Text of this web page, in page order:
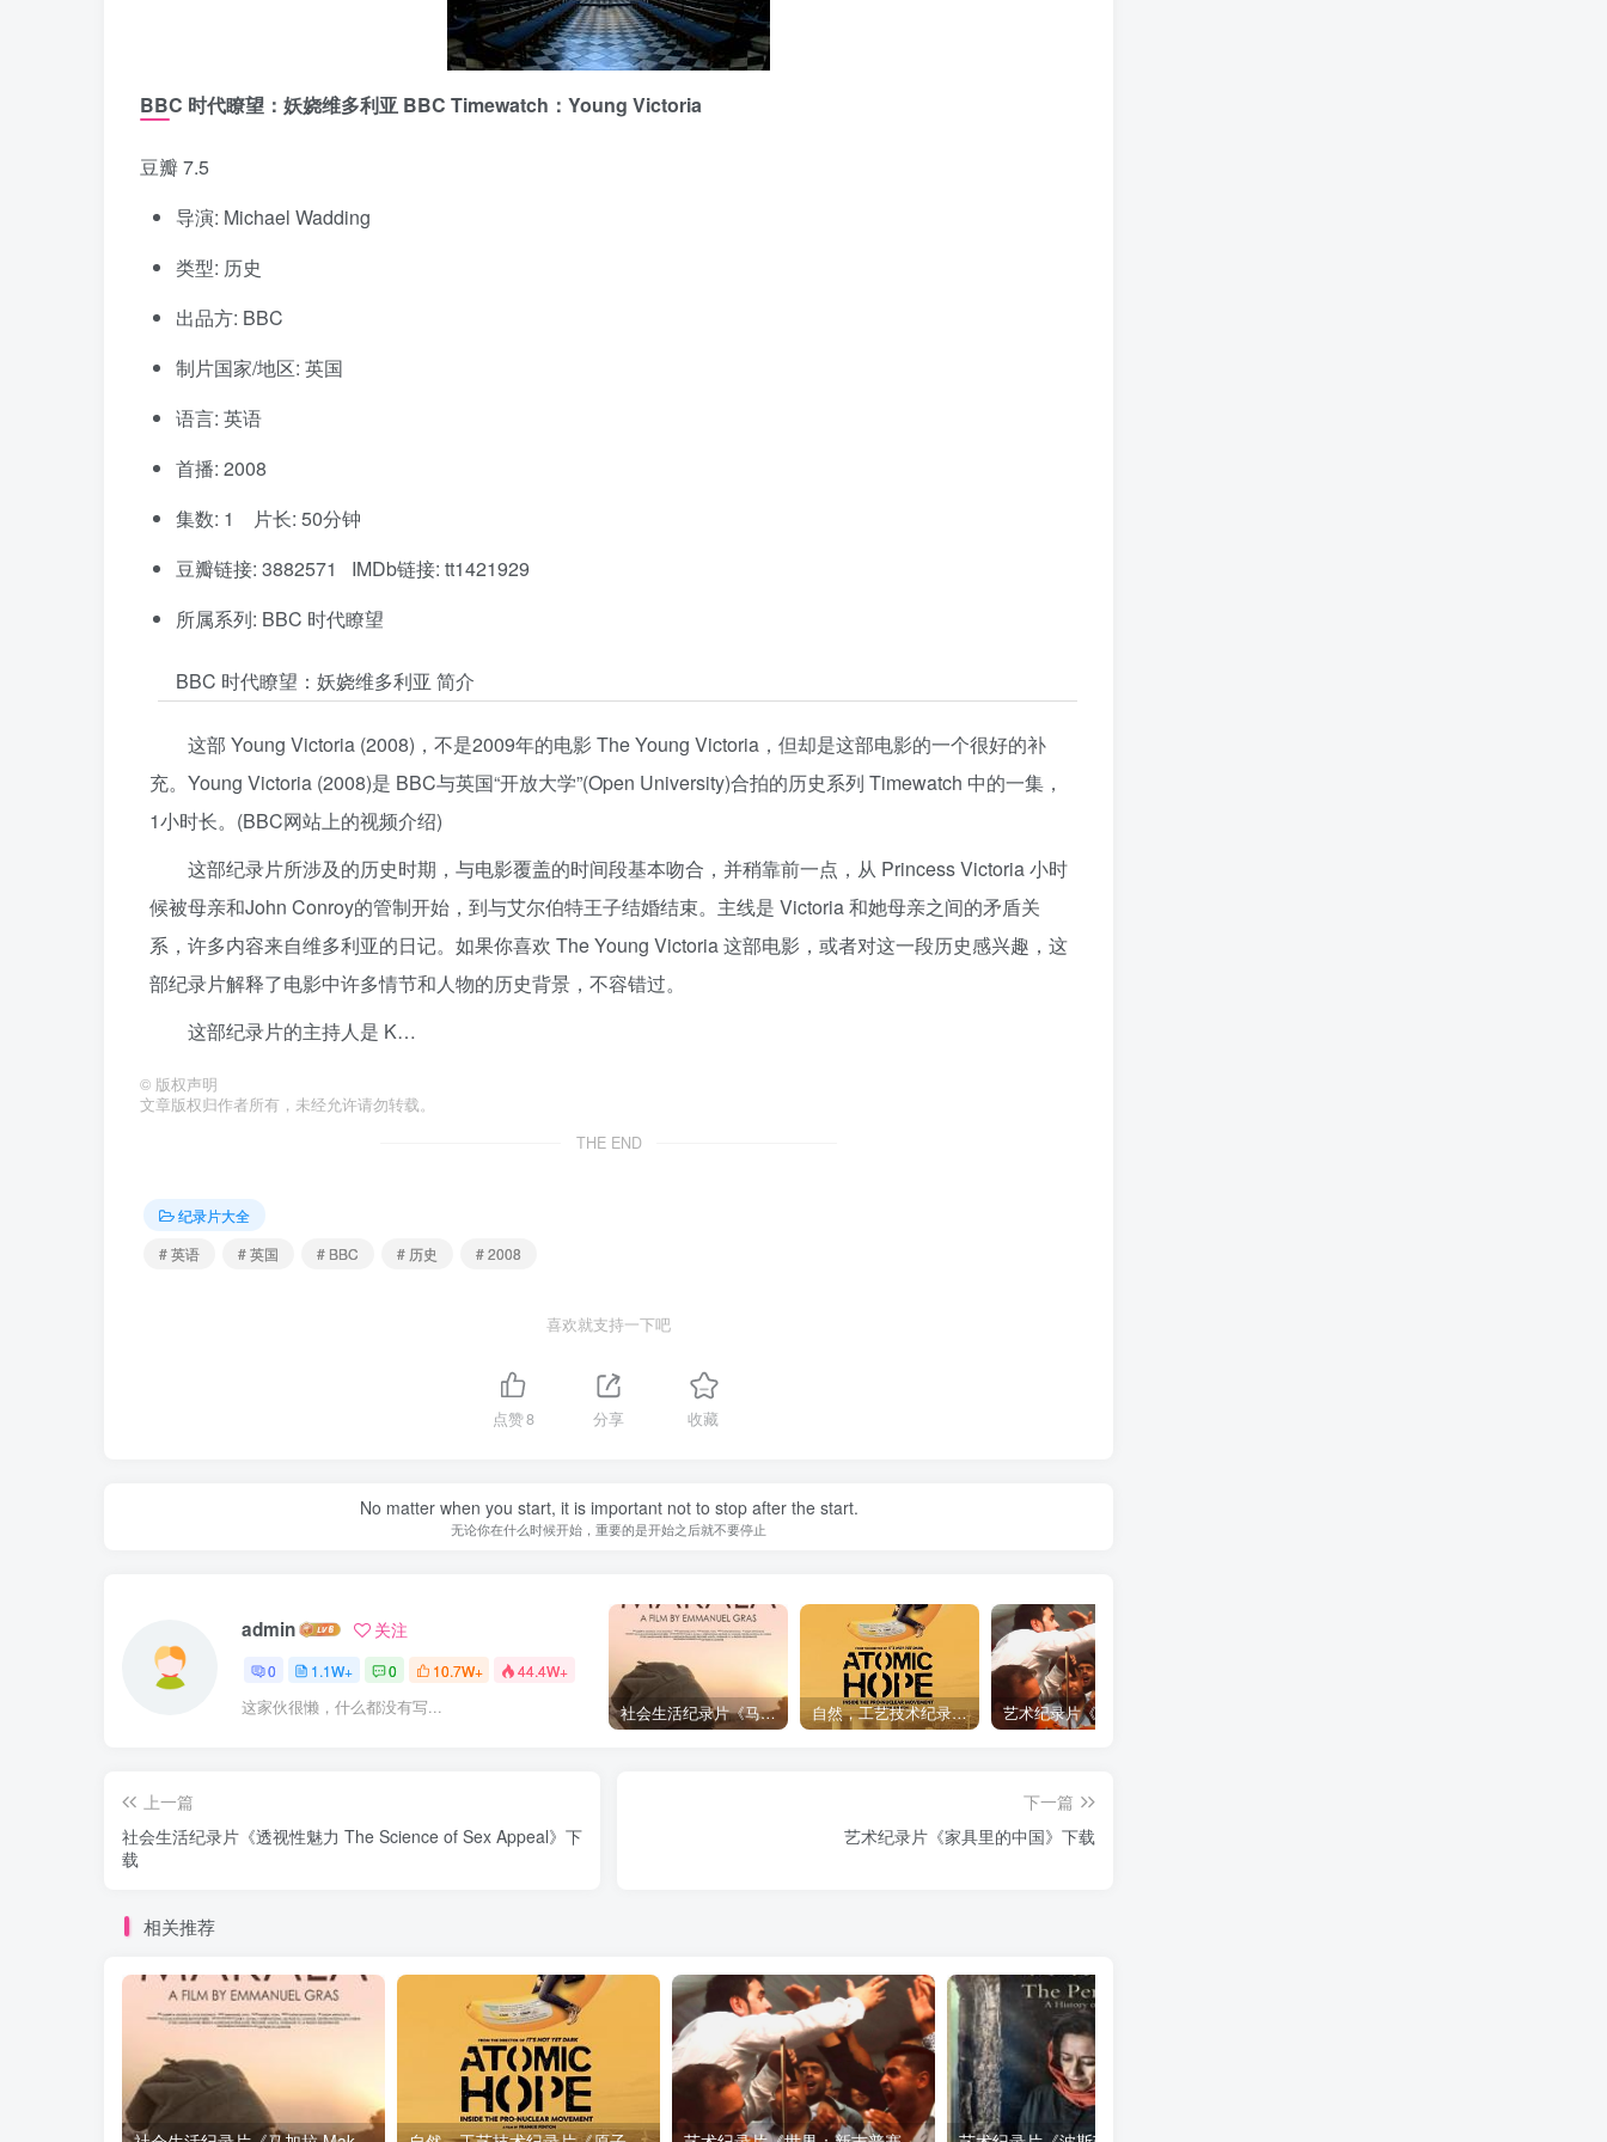
BBC 时代瞭望：妖娆维多利亚 BBC Timewatch：Young Victoria
豆瓣 7.5
导演: Michael Wadding
类型: 历史
出品方: BBC
制片国家/地区: 英国
语言: 英语
首播: 2008
集数: 1 片长: 50分钟
豆瓣链接: 3882571 IMDb链接: tt1421929
所属系列: BBC 时代瞭望
BBC 时代瞭望：妖娆维多利亚 简介
这部 Young Victoria (2008)，不是2009年的电影 The Young Victoria，但却是这部电影的一个很好的补
充。Young Victoria (2008)是 BBC与英国“开放大学”(Open University)合拍的历史系列 Timewatch 中的一集，
1小时长。(BBC网站上的视频介绍)
这部纪录片所涉及的历史时期，与电影覆盖的时间段基本吻合，并稍靠前一点，从 Princess Victoria 小时
候被母亲和John Conroy的管制开始，到与艾尔伯特王子结婚结束。主线是 Victoria 和她母亲之间的矛盾关
系，许多内容来自维多利亚的日记。如果你喜欢 The Young Victoria 这部电影，或者对这一段历史感兴趣，这
部纪录片解释了电影中许多情节和人物的历史背景，不容错过。
这部纪录片的主持人是 K…
© 版权声明
文章版权归作者所有，未经允许请勿转载。
THE END
纪录片大全
# 英语
# 英国 # BBC # 历史 # 2008
喜欢就支持一下吧
点赞8 分享 收藏
No matter when you start, it is important not to stop after the start.
无论你在什么时候开始，重要的是开始之后就不要停止
admin 关注
0 1.1W+ 0 10.7W+ 44.4W+
这家伙很懒，什么都没有写... 社会生活纪录片《马加拉 Makala》下载 自然，工艺技术纪录片《原子能的希望 Atomic Hope – Inside the Pro-Nuclear Movement》下载
上一篇
社会生活纪录片《透视性魅力 The Science of Sex Appeal》下
载
下一篇
艺术纪录片《家具里的中国》下载
相关推荐